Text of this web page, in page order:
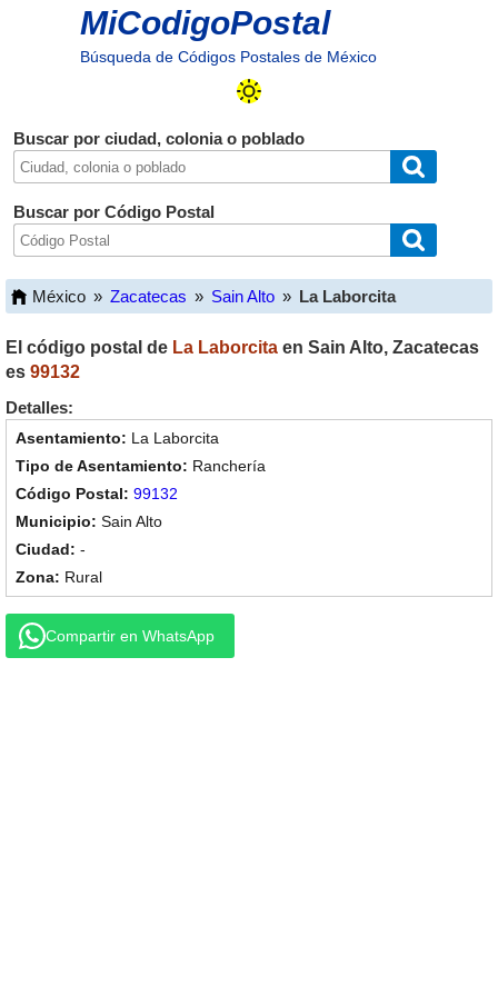
MiCodigoPostal
Búsqueda de Códigos Postales de México
Buscar por ciudad, colonia o poblado
Buscar por Código Postal
México » Zacatecas » Sain Alto » La Laborcita
El código postal de La Laborcita en Sain Alto, Zacatecas
es 99132
Detalles:
La Laborcita
Ranchería
99132
Sain Alto
-
Rural
Compartir en WhatsApp